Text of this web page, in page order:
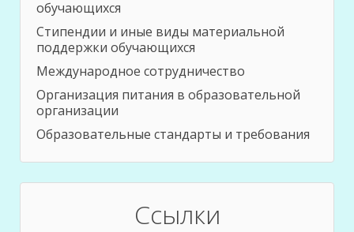
обучающихся
Стипендии и иные виды материальной
поддержки обучающихся
Международное сотрудничество
Организация питания в образовательной
организации
Образовательные стандарты и требования
Ссылки